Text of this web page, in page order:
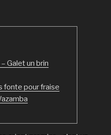
Galet un brin
fonte pour fraise